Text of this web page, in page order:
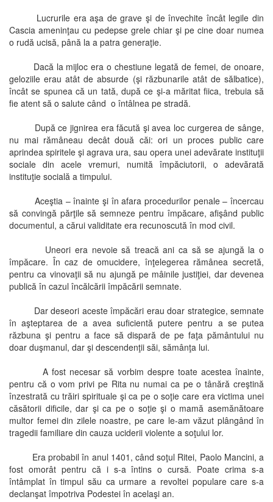
Lucrurile era aşa de grave şi de învechite încât legile din
Cascia ameninţau cu pedepse grele chiar şi pe cine doar numea
o rudă ucisă, până la a patra generaţie.
Dacă la mijloc era o chestiune legată de femei, de onoare,
geloziile erau atât de absurde (şi răzbunarile atât de sălbatice),
încât se spunea că un tată, după ce şi-a măritat fiica, trebuia să
fie atent să o salute când o întâlnea pe stradă.
După ce jignirea era făcută şi avea loc curgerea de sânge,
nu mai rămâneau decât două căi: ori un proces public care
aprindea spiritele şi agrava ura, sau opera unei adevărate instituţii
sociale din acele vremuri, numită împăciutorii, o adevărată
instituţie socială a timpului.
Aceştia – înainte şi în afara procedurilor penale – încercau
să convingă părţile să semneze pentru împăcare, afişând public
documentul, a cărui validitate era recunoscută în mod civil.
Uneori era nevoie să treacă ani ca să se ajungă la o
împăcare. În caz de omucidere, înţelegerea rămânea secretă,
pentru ca vinovaţii să nu ajungă pe mâinile justiţiei, dar devenea
publică în cazul încălcării împăcării semnate.
Dar deseori aceste împăcări erau doar strategice, semnate
în aşteptarea de a avea suficientă putere pentru a se putea
răzbuna şi pentru a face să dispară de pe faţa pământului nu
doar duşmanul, dar şi descendenţii săi, sămânţa lui.
A fost necesar să vorbim despre toate acestea înainte,
pentru că o vom privi pe Rita nu numai ca pe o tânără creştină
înzestrată cu trăiri spirituale şi ca pe o soţie care era victima unei
căsătorii dificile, dar şi ca pe o soţie şi o mamă asemănătoare
multor femei din zilele noastre, pe care le-am văzut plângând în
tragedii familiare din cauza uciderii violente a soţului lor.
Era probabil în anul 1401, când soţul Ritei, Paolo Mancini, a
fost omorât pentru că i s-a întins o cursă. Poate crima s-a
întâmplat în timpul său ca urmare a revoltei populare care s-a
declanşat împotriva Podestei în acelaşi an.